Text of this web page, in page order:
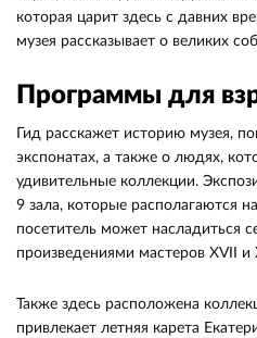
которая царит здесь с давних
музея рассказывает о великих
Программы для
Гид расскажет историю музея,
экспонатах, а также о людях,
удивительные коллекции.
9 зала, которые располагаются
посетитель может насладиться
произведениями мастеров XVII и
Также здесь расположена
привлекает летняя карета